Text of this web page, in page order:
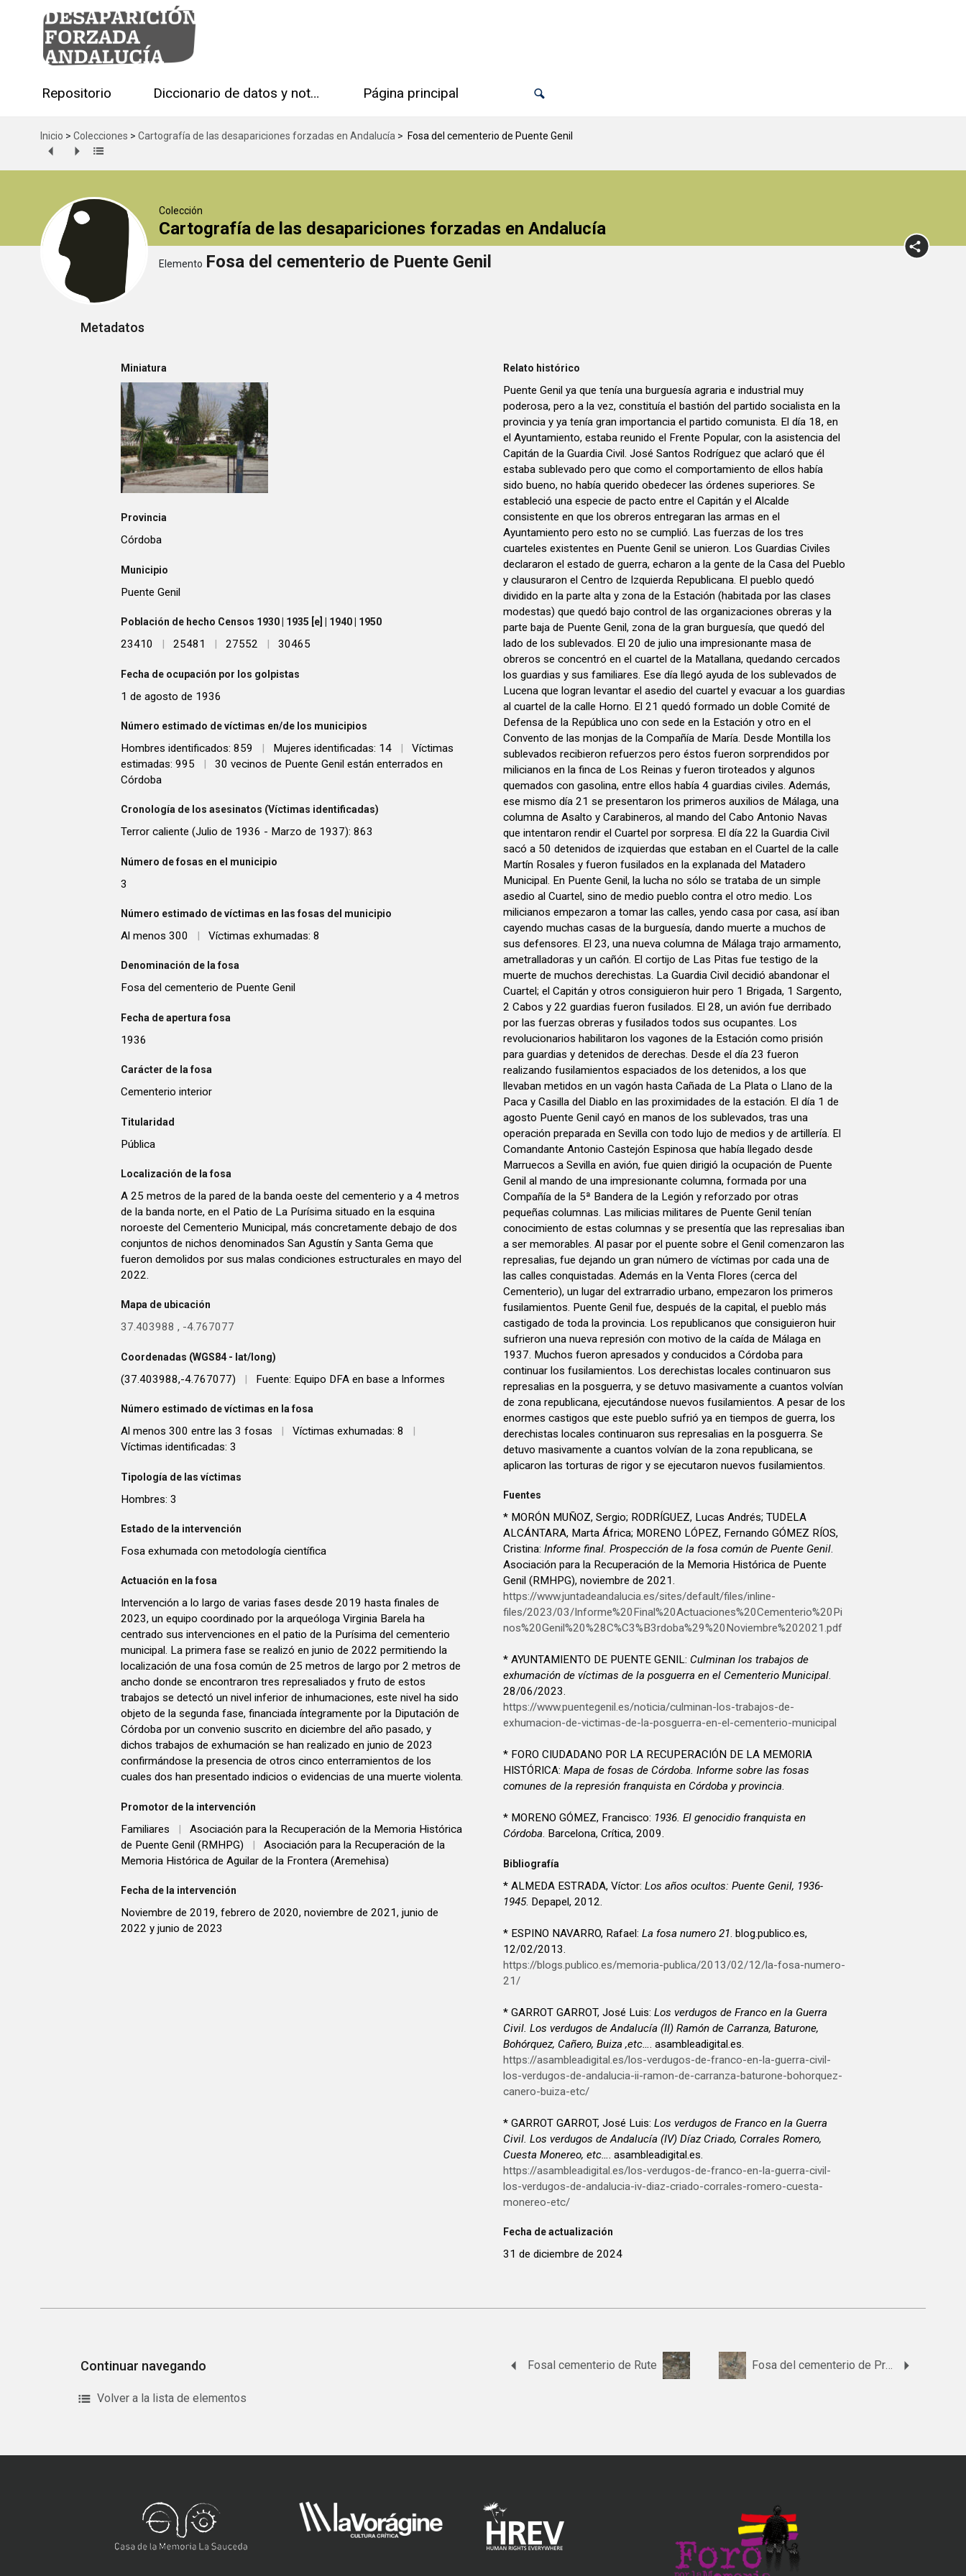
Repositorio Diccionario de datos y notas técnicas Página principal
Inicio > Colecciones > Cartografía de las desapariciones forzadas en Andalucía > Fosa del cementerio de Puente Genil
Colección
Cartografía de las desapariciones forzadas en Andalucía
Elemento Fosa del cementerio de Puente Genil
Metadatos
Miniatura
Provincia
Córdoba
Municipio
Puente Genil
Población de hecho Censos 1930 | 1935 [e] | 1940 | 1950
23410 | 25481 | 27552 | 30465
Fecha de ocupación por los golpistas
1 de agosto de 1936
Número estimado de víctimas en/de los municipios
Hombres identificados: 859 | Mujeres identificadas: 14 |
Víctimas
estimadas: 995
|
30 vecinos de Puente Genil están enterrados en
Córdoba
Cronología de los asesinatos (Víctimas identificadas)
Terror caliente (Julio de 1936 - Marzo de 1937): 863
Número de fosas en el municipio
3
Número estimado de víctimas en las fosas del municipio
Al menos 300 | Víctimas exhumadas: 8
Denominación de la fosa
Fosa del cementerio de Puente Genil
Fecha de apertura fosa
1936
Carácter de la fosa
Cementerio interior
Titularidad
Pública
Localización de la fosa
A 25 metros de la pared de la banda oeste del cementerio y a 4 metros
de la banda norte, en el Patio de La Purísima situado en la esquina
noroeste del Cementerio Municipal, más concretamente debajo de dos
conjuntos de nichos denominados San Agustín y Santa Gema que
fueron demolidos por sus malas condiciones estructurales en mayo del
2022.
Mapa de ubicación
37.403988 , -4.767077
Coordenadas (WGS84 - lat/long)
(37.403988,-4.767077) | Fuente: Equipo DFA en base a Informes
Número estimado de víctimas en la fosa
Al menos 300 entre las 3 fosas | Víctimas exhumadas: 8
|
Víctimas identificadas: 3
Tipología de las víctimas
Hombres: 3
Estado de la intervención
Fosa exhumada con metodología científica
Actuación en la fosa
Intervención a lo largo de varias fases desde 2019 hasta finales de
2023, un equipo coordinado por la arqueóloga Virginia Barela ha
centrado sus intervenciones en el patio de la Purísima del cementerio
municipal. La primera fase se realizó en junio de 2022 permitiendo la
localización de una fosa común de 25 metros de largo por 2 metros de
ancho donde se encontraron tres represaliados y fruto de estos
trabajos se detectó un nivel inferior de inhumaciones, este nivel ha sido
objeto de la segunda fase, financiada íntegramente por la Diputación de
Córdoba por un convenio suscrito en diciembre del año pasado, y
dichos trabajos de exhumación se han realizado en junio de 2023
confirmándose la presencia de otros cinco enterramientos de los
cuales dos han presentado indicios o evidencias de una muerte violenta.
Promotor de la intervención
Familiares |
Asociación para la Recuperación de la Memoria Histórica
de Puente Genil (RMHPG)
|
Asociación para la Recuperación de la
Memoria Histórica de Aguilar de la Frontera (Aremehisa)
Fecha de la intervención
Noviembre de 2019, febrero de 2020, noviembre de 2021, junio de
2022 y junio de 2023
Relato histórico
Puente Genil ya que tenía una burguesía agraria e industrial muy
poderosa, pero a la vez, constituía el bastión del partido socialista en la
provincia y ya tenía gran importancia el partido comunista. El día 18, en
el Ayuntamiento, estaba reunido el Frente Popular, con la asistencia del
Capitán de la Guardia Civil. José Santos Rodríguez que aclaró que él
estaba sublevado pero que como el comportamiento de ellos había
sido bueno, no había querido obedecer las órdenes superiores. Se
estableció una especie de pacto entre el Capitán y el Alcalde
consistente en que los obreros entregaran las armas en el
Ayuntamiento pero esto no se cumplió. Las fuerzas de los tres
cuarteles existentes en Puente Genil se unieron. Los Guardias Civiles
declararon el estado de guerra, echaron a la gente de la Casa del Pueblo
y clausuraron el Centro de Izquierda Republicana. El pueblo quedó
dividido en la parte alta y zona de la Estación (habitada por las clases
modestas) que quedó bajo control de las organizaciones obreras y la
parte baja de Puente Genil, zona de la gran burguesía, que quedó del
lado de los sublevados. El 20 de julio una impresionante masa de
obreros se concentró en el cuartel de la Matallana, quedando cercados
los guardias y sus familiares. Ese día llegó ayuda de los sublevados de
Lucena que logran levantar el asedio del cuartel y evacuar a los guardias
al cuartel de la calle Horno. El 21 quedó formado un doble Comité de
Defensa de la República uno con sede en la Estación y otro en el
Convento de las monjas de la Compañía de María. Desde Montilla los
sublevados recibieron refuerzos pero éstos fueron sorprendidos por
milicianos en la finca de Los Reinas y fueron tiroteados y algunos
quemados con gasolina, entre ellos había 4 guardias civiles. Además,
ese mismo día 21 se presentaron los primeros auxilios de Málaga, una
columna de Asalto y Carabineros, al mando del Cabo Antonio Navas
que intentaron rendir el Cuartel por sorpresa. El día 22 la Guardia Civil
sacó a 50 detenidos de izquierdas que estaban en el Cuartel de la calle
Martín Rosales y fueron fusilados en la explanada del Matadero
Municipal. En Puente Genil, la lucha no sólo se trataba de un simple
asedio al Cuartel, sino de medio pueblo contra el otro medio. Los
milicianos empezaron a tomar las calles, yendo casa por casa, así iban
cayendo muchas casas de la burguesía, dando muerte a muchos de
sus defensores. El 23, una nueva columna de Málaga trajo armamento,
ametralladoras y un cañón. El cortijo de Las Pitas fue testigo de la
muerte de muchos derechistas. La Guardia Civil decidió abandonar el
Cuartel; el Capitán y otros consiguieron huir pero 1 Brigada, 1 Sargento,
2 Cabos y 22 guardias fueron fusilados. El 28, un avión fue derribado
por las fuerzas obreras y fusilados todos sus ocupantes. Los
revolucionarios habilitaron los vagones de la Estación como prisión
para guardias y detenidos de derechas. Desde el día 23 fueron
realizando fusilamientos espaciados de los detenidos, a los que
llevaban metidos en un vagón hasta Cañada de La Plata o Llano de la
Paca y Casilla del Diablo en las proximidades de la estación. El día 1 de
agosto Puente Genil cayó en manos de los sublevados, tras una
operación preparada en Sevilla con todo lujo de medios y de artillería. El
Comandante Antonio Castejón Espinosa que había llegado desde
Marruecos a Sevilla en avión, fue quien dirigió la ocupación de Puente
Genil al mando de una impresionante columna, formada por una
Compañía de la 5ª Bandera de la Legión y reforzado por otras
pequeñas columnas. Las milicias militares de Puente Genil tenían
conocimiento de estas columnas y se presentía que las represalias iban
a ser memorables. Al pasar por el puente sobre el Genil comenzaron las
represalias, fue dejando un gran número de víctimas por cada una de
las calles conquistadas. Además en la Venta Flores (cerca del
Cementerio), un lugar del extrarradio urbano, empezaron los primeros
fusilamientos. Puente Genil fue, después de la capital, el pueblo más
castigado de toda la provincia. Los republicanos que consiguieron huir
sufrieron una nueva represión con motivo de la caída de Málaga en
1937. Muchos fueron apresados y conducidos a Córdoba para
continuar los fusilamientos. Los derechistas locales continuaron sus
represalias en la posguerra, y se detuvo masivamente a cuantos volvían
de zona republicana, ejecutándose nuevos fusilamientos. A pesar de los
enormes castigos que este pueblo sufrió ya en tiempos de guerra, los
derechistas locales continuaron sus represalias en la posguerra. Se
detuvo masivamente a cuantos volvían de la zona republicana, se
aplicaron las torturas de rigor y se ejecutaron nuevos fusilamientos.
Fuentes
* MORÓN MUÑOZ, Sergio; RODRÍGUEZ, Lucas Andrés; TUDELA
ALCÁNTARA, Marta África; MORENO LÓPEZ, Fernando GÓMEZ RÍOS,
Cristina: Informe final. Prospección de la fosa común de Puente Genil.
Asociación para la Recuperación de la Memoria Histórica de Puente
Genil (RMHPG), noviembre de 2021.
https://www.juntadeandalucia.es/sites/default/files/inline-
files/2023/03/Informe%20Final%20Actuaciones%20Cementerio%20Pi
nos%20Genil%20%28C%C3%B3rdoba%29%20Noviembre%202021.pdf
* AYUNTAMIENTO DE PUENTE GENIL: Culminan los trabajos de
exhumación de víctimas de la posguerra en el Cementerio Municipal.
28/06/2023.
https://www.puentegenil.es/noticia/culminan-los-trabajos-de-
exhumacion-de-victimas-de-la-posguerra-en-el-cementerio-municipal
* FORO CIUDADANO POR LA RECUPERACIÓN DE LA MEMORIA
HISTÓRICA: Mapa de fosas de Córdoba. Informe sobre las fosas
comunes de la represión franquista en Córdoba y provincia.
* MORENO GÓMEZ, Francisco: 1936. El genocidio franquista en
Córdoba. Barcelona, Crítica, 2009.
Bibliografía
* ALMEDA ESTRADA, Víctor: Los años ocultos: Puente Genil, 1936-
1945. Depapel, 2012.
* ESPINO NAVARRO, Rafael: La fosa numero 21. blog.publico.es,
12/02/2013.
https://blogs.publico.es/memoria-publica/2013/02/12/la-fosa-numero-
21/
* GARROT GARROT, José Luis: Los verdugos de Franco en la Guerra
Civil. Los verdugos de Andalucía (II) Ramón de Carranza, Baturone,
Bohórquez, Cañero, Buiza ,etc…. asambleadigital.es.
https://asambleadigital.es/los-verdugos-de-franco-en-la-guerra-civil-
los-verdugos-de-andalucia-ii-ramon-de-carranza-baturone-bohorquez-
canero-buiza-etc/
* GARROT GARROT, José Luis: Los verdugos de Franco en la Guerra
Civil. Los verdugos de Andalucía (IV) Díaz Criado, Corrales Romero,
Cuesta Monereo, etc…. asambleadigital.es.
https://asambleadigital.es/los-verdugos-de-franco-en-la-guerra-civil-
los-verdugos-de-andalucia-iv-diaz-criado-corrales-romero-cuesta-
monereo-etc/
Fecha de actualización
31 de diciembre de 2024
Continuar navegando Fosal cementerio de Rute Fosa del cementerio de Priego de Córdoba
Volver a la lista de elementos